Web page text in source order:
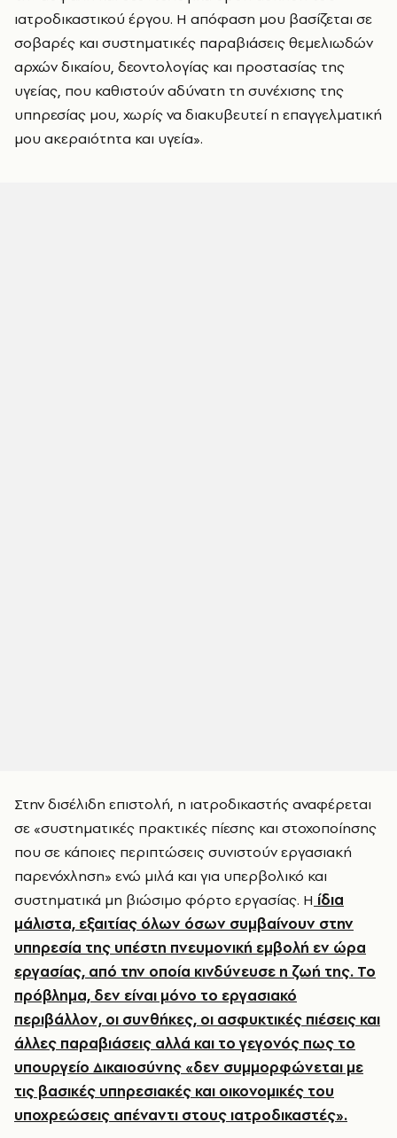
ιατροδικαστικού έργου. Η απόφαση μου βασίζεται σε
σοβαρές και συστηματικές παραβιάσεις θεμελιωδών
αρχών δικαίου, δεοντολογίας και προστασίας της
υγείας, που καθιστούν αδύνατη τη συνέχισης της
υπηρεσίας μου, χωρίς να διακυβευτεί η επαγγελματική
μου ακεραιότητα και υγεία».
Στην δισέλιδη επιστολή, η ιατροδικαστής αναφέρεται
σε «συστηματικές πρακτικές πίεσης και στοχοποίησης
που σε κάποιες περιπτώσεις συνιστούν εργασιακή
παρενόχληση» ενώ μιλά και για υπερβολικό και
συστηματικά μη βιώσιμο φόρτο εργασίας. Η ίδια
μάλιστα, εξαιτίας όλων όσων συμβαίνουν στην
υπηρεσία της υπέστη πνευμονική εμβολή εν ώρα
εργασίας, από την οποία κινδύνευσε η ζωή της. Το
πρόβλημα, δεν είναι μόνο το εργασιακό
περιβάλλον, οι συνθήκες, οι ασφυκτικές πιέσεις και
άλλες παραβιάσεις αλλά και το γεγονός πως το
υπουργείο Δικαιοσύνης «δεν συμμορφώνεται με
τις βασικές υπηρεσιακές και οικονομικές του
υποχρεώσεις απέναντι στους ιατροδικαστές».